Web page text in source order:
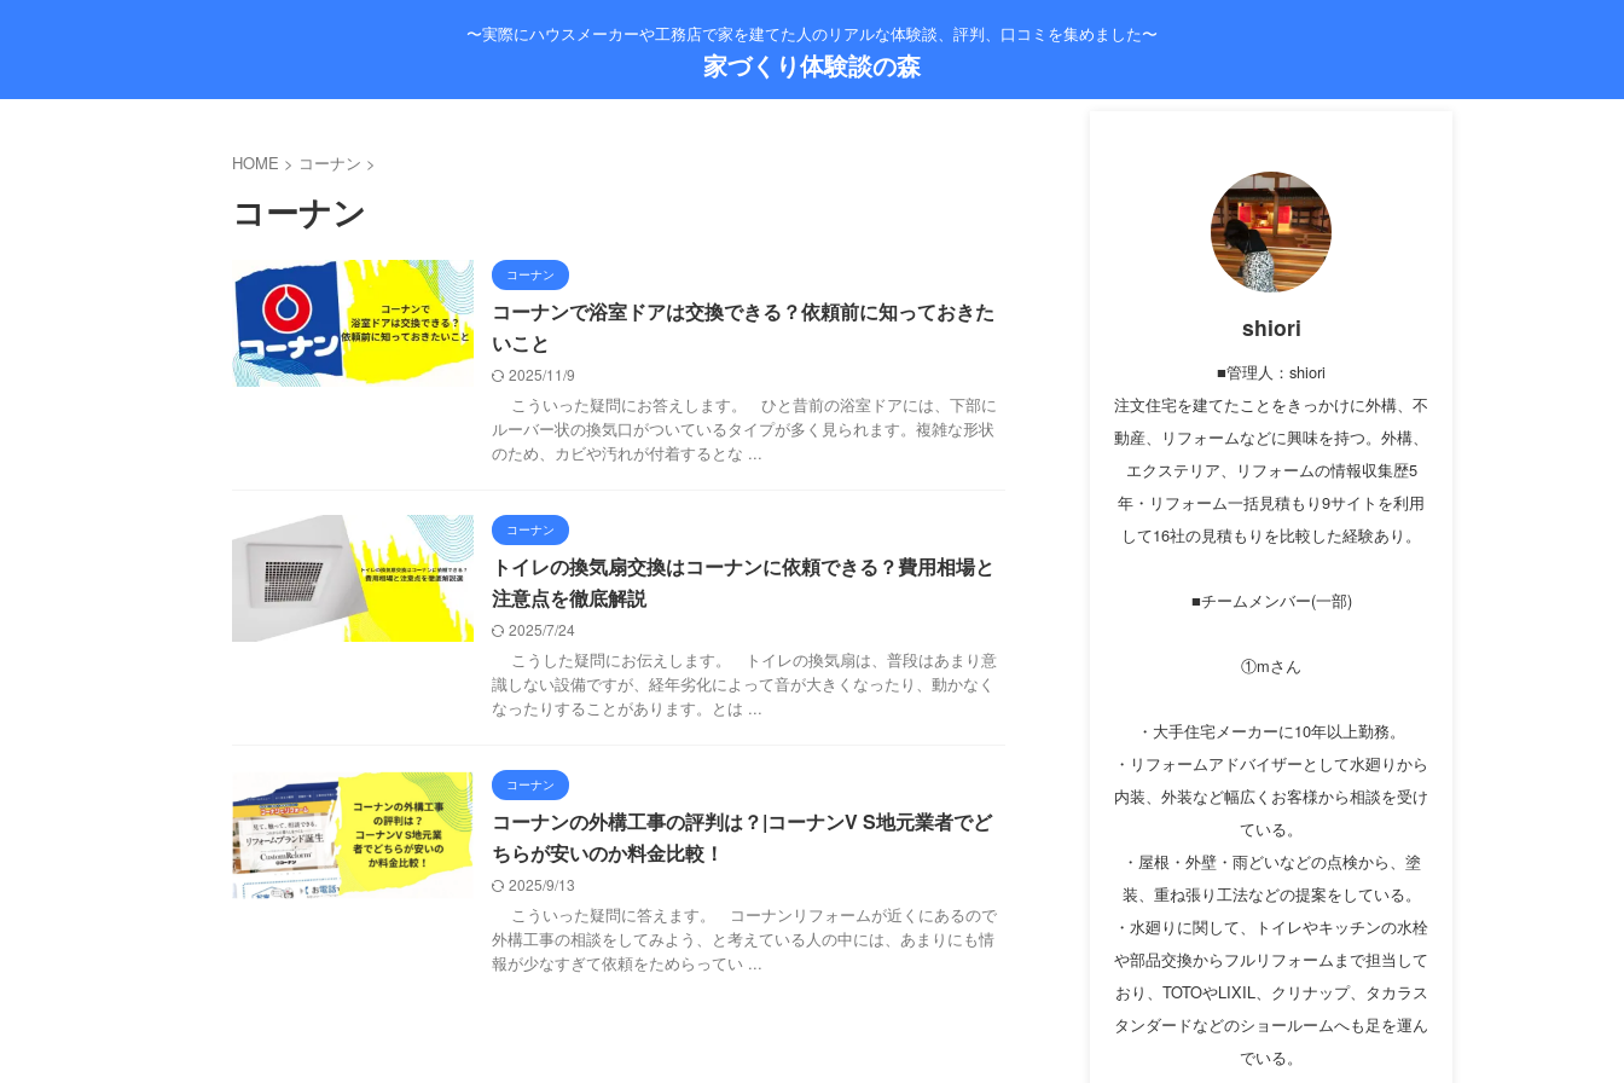
〜実際にハウスメーカーや工務店で家を建てた人のリアルな体験談、評判、口コミを集めました〜
家づくり体験談の森
HOME > コーナン >
コーナン
コーナン
コーナンで浴室ドアは交換できる？依頼前に知っておきた
いこと
2025/11/9
こういった疑問にお答えします。 ひと昔前の浴室ドアには、下部に
ルーバー状の換気口がついているタイプが多く見られます。複雑な形状
のため、カビや汚れが付着するとな ...
コーナン
トイレの換気扇交換はコーナンに依頼できる？費用相場と
注意点を徹底解説
2025/7/24
こうした疑問にお伝えします。 トイレの換気扇は、普段はあまり意
識しない設備ですが、経年劣化によって音が大きくなったり、動かなく
なったりすることがあります。とは ...
コーナン
コーナンの外構工事の評判は？|コーナンV S地元業者でど
ちらが安いのか料金比較！
2025/9/13
こういった疑問に答えます。 コーナンリフォームが近くにあるので
外構工事の相談をしてみよう、と考えている人の中には、あまりにも情
報が少なすぎて依頼をためらってい ...
shiori
■管理人：shiori
注文住宅を建てたことをきっかけに外構、不
動産、リフォームなどに興味を持つ。外構、
エクステリア、リフォームの情報収集歴5
年・リフォーム一括見積もり9サイトを利用
して16社の見積もりを比較した経験あり。
■チームメンバー(一部)
①mさん
・大手住宅メーカーに10年以上勤務。
・リフォームアドバイザーとして水廻りから
内装、外装など幅広くお客様から相談を受け
ている。
・屋根・外壁・雨どいなどの点検から、塗
装、重ね張り工法などの提案をしている。
・水廻りに関して、トイレやキッチンの水栓
や部品交換からフルリフォームまで担当して
おり、TOTOやLIXIL、クリナップ、タカラス
タンダードなどのショールームへも足を運ん
でいる。